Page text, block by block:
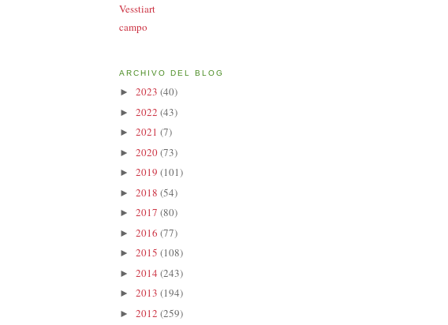
Vesstiart
campo
ARCHIVO DEL BLOG
► 2023 (40)
► 2022 (43)
► 2021 (7)
► 2020(73)
► 2019 (101)
► 2018 (54)
► 2017 (80)
► 2016 (77)
► 2015 (108)
► 2014 (243)
► 2013 (194)
► 2012 (259)